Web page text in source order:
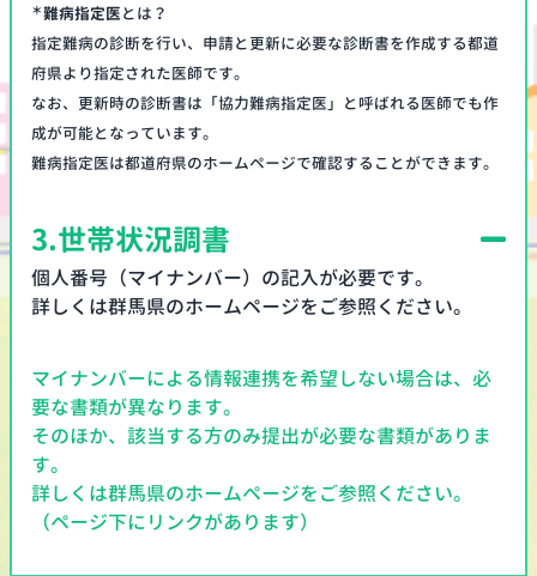
＊難病指定医とは？
指定難病の診断を行い、申請と更新に必要な診断書を作成する都道
府県より指定された医師です。
なお、更新時の診断書は「協力難病指定医」と呼ばれる医師でも作
成が可能となっています。
難病指定医は都道府県のホームページで確認することができます。
3.世帯状況調書
個人番号（マイナンバー）の記入が必要です。
詳しくは群馬県のホームページをご参照ください。
マイナンバーによる情報連携を希望しない場合は、必
要な書類が異なります。
そのほか、該当する方のみ提出が必要な書類がありま
す。
詳しくは群馬県のホームページをご参照ください。
（ページ下にリンクがあります）